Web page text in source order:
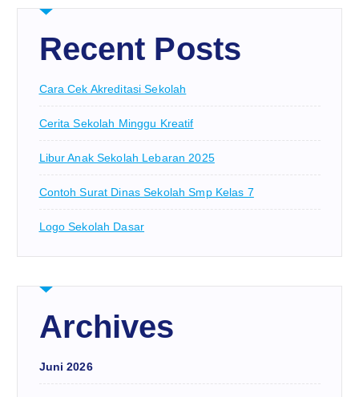
Recent Posts
Cara Cek Akreditasi Sekolah
Cerita Sekolah Minggu Kreatif
Libur Anak Sekolah Lebaran 2025
Contoh Surat Dinas Sekolah Smp Kelas 7
Logo Sekolah Dasar
Archives
Juni 2026